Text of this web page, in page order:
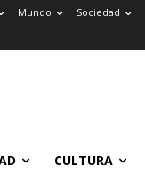
Mundo Sociedad
CULTURA